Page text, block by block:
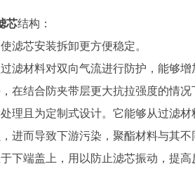
芯结构：
芯安装拆卸更方便稳定。
料对双向气流进行防护，能够增
合防夹带层更大抗拉强度的情况
为定制式设计。它能够从过滤材
导致下游污染，聚酯材料与其不
盖上，用以防止滤芯振动，提高